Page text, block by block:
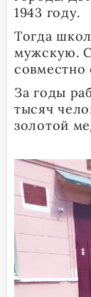
1943 году.
Тогда
мужскую.
совместно
За годы
тысяч
золотой